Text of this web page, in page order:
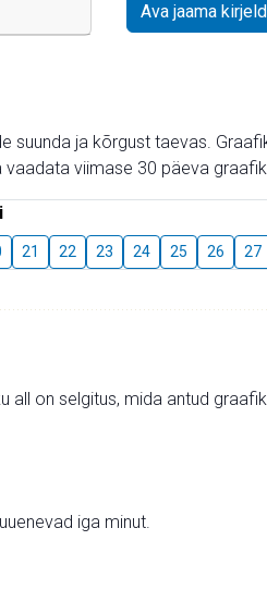
Ava jaama
suunda ja kõrgust taevas.
viimase 30 päeva
21 22 23 24 25 26 27
on selgitus, mida antud
iga minut.